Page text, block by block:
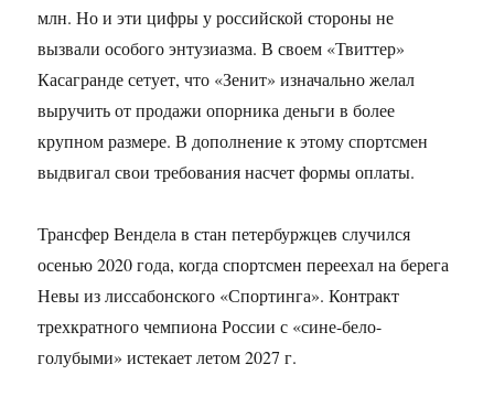
млн. Но и эти цифры у российской стороны не
вызвали особого энтузиазма. В своем «Твиттер»
Касагранде сетует, что «Зенит» изначально желал
выручить от продажи опорника деньги в более
крупном размере. В дополнение к этому спортсмен
выдвигал свои требования насчет формы оплаты.
Трансфер Вендела в стан петербуржцев случился
осенью 2020 года, когда спортсмен переехал на берега
Невы из лиссабонского «Спортинга». Контракт
трехкратного чемпиона России с «сине-бело-
голубыми» истекает летом 2027 г.